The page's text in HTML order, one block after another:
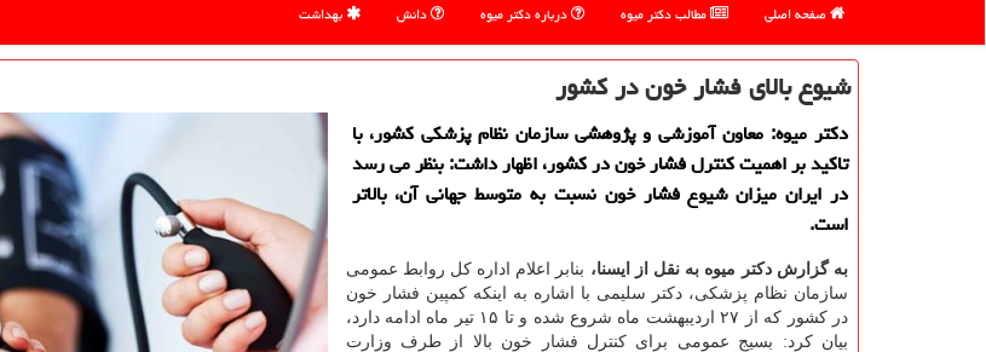
صفحه اصلی مطالب دكتر میوه درباره دكتر میوه دانش بهداشت
شیوع بالای فشار خون در كشور
دكتر میوه: معاون آموزشی و پژوهشی سازمان نظام پزشكی كشور، با
تاكید بر اهمیت كنترل فشار خون در كشور، اظهار داشت: بنظر می رسد
در ایران میزان شیوع فشار خون نسبت به متوسط جهانی آن، بالاتر
است.
به گزارش دكتر میوه به نقل از ایسنا، بنابر اعلام اداره كل روابط عمومی
سازمان نظام پزشكی، دكتر سلیمی با اشاره به اینكه كمپین فشار خون
در كشور كه از ۲۷ اردیبهشت ماه شروع شده و تا ۱۵ تیر ماه ادامه دارد،
بیان كرد: بسیج عمومی برای كنترل فشار خون بالا از طرف وزارت